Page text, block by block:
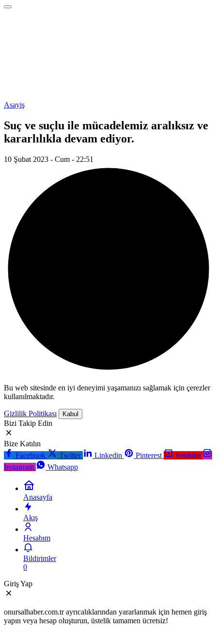
Asayiş
Suç ve suçlu ile mücadelemiz aralıksız ve
kararlılıkla devam ediyor.
10 Şubat 2023 - Cum - 22:51
Bu web sitesinde en iyi deneyimi yaşamanızı sağlamak için çerezler
kullanılmaktadır.
Gizlilik Politikası Kabul
Bizi Takip Edin
Bize Katılın
Facebook
Twitter Linkedin Pinterest
Youtube
Instagram
Whatsapp
Anasayfa
Akış
Hesabım
Bildirimler
0
Giriş Yap
onursalhaber.com.tr ayrıcalıklarından yararlanmak için hemen giriş
yapın veya hesap oluşturun, üstelik tamamen ücretsiz!